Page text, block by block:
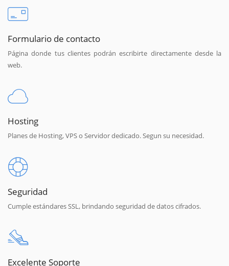
Formulario de contacto
Página donde tus clientes podrán escribirte directamente desde la
web.
Hosting
Planes de Hosting, VPS o Servidor dedicado. Segun su necesidad.
Seguridad
Cumple estándares SSL, brindando seguridad de datos cifrados.
Excelente Soporte